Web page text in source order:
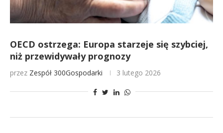
OECD ostrzega: Europa starzeje się szybciej,
niż przewidywały prognozy
przez Zespół 300Gospodarki 3 lutego 2026